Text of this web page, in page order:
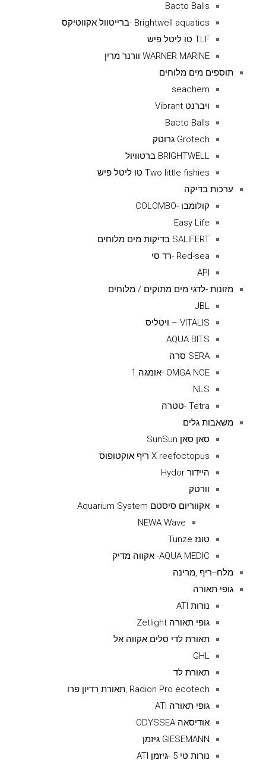
Bacto Balls
Brightwell aquatics -ברייטוול אקווטיקס
TLF טו ליטל פיש
WARNER MARINE וורנר מרין
תוספים מים מלוחים
seachem
ויברנט Vibrant
Bacto Balls
Grotech גרוטק
BRIGHTWELL ברטוויול
Two little fishies טו ליטל פיש
ערכות בדיקה
קולומבו -COLOMBO
Easy Life
SALIFERT בדיקות מים מלוחים
Red-sea -רד סי
API
מזונות -לדגי מים מתוקים / מלוחים
JBL
VITALIS – ויטליס
AQUA BITS
SERA סרה
OMGA NOE -אומגה 1
NLS
Tetra -טטרה
משאבות גלים
סאן סאן SunSun
X reefoctopus ריף אוקטופוס
היידור Hydor
וורטק
אקווריום סיסטם Aquarium System
NEWA Wave
טונז Tunze
AQUA MEDIC- אקווה מדיק
מלח--ריף ,מרינה
גופי תאורה
נורות ATI
גופי תאורה Zetlight
תאורת לדי סלים אקווה אל
GHL
תאורת לד
Radion Pro ecotech ,תאורת רדיון פרו
גופי תאורה ATI
אודיסאה ODYSSEA
GIESEMANN גיזמן
נורות טי 5 -גיזמן ATI